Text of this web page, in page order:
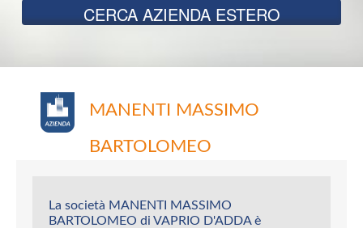
CERCA AZIENDA ESTERO
MANENTI MASSIMO
BARTOLOMEO
La società MANENTI MASSIMO
BARTOLOMEO di VAPRIO D'ADDA è